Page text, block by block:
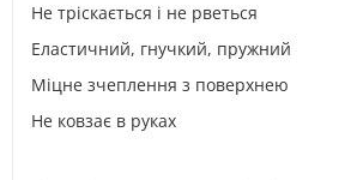
Не тріскається і не рветься
Еластичний, гнучкий, пружний
Міцне зчеплення з поверхнею
Не ковзає в руках